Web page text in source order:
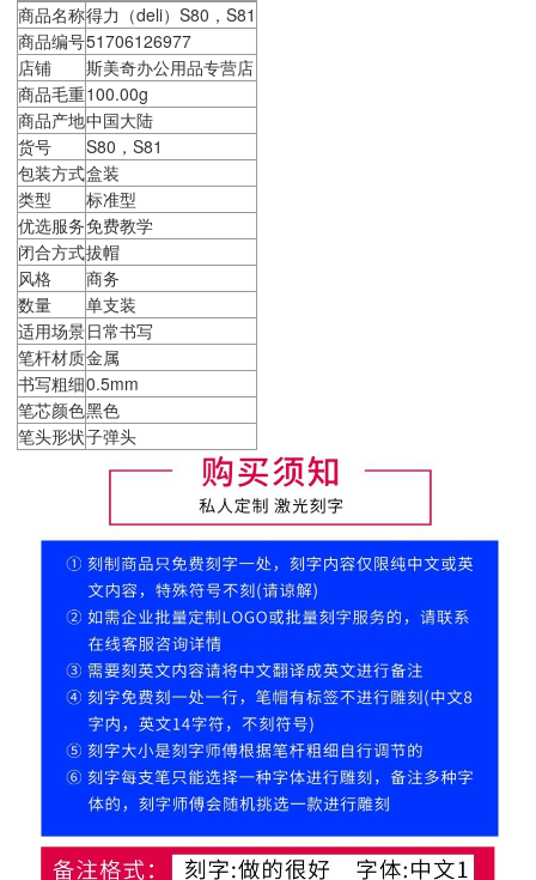
商品名称得力（deli）S80，S81
商品编号51706126977
店铺
斯美奇办公用品专营店
商品毛重100.00g
商品产地中国大陆
货号
S80，S81
包装方式盒装
类型
标准型
优选服务免费教学
闭合方式拔帽
风格
商务
数量
单支装
适用场景日常书写
笔杆材质金属
书写粗细0.5mm
笔芯颜色黑色
笔头形状子弹头